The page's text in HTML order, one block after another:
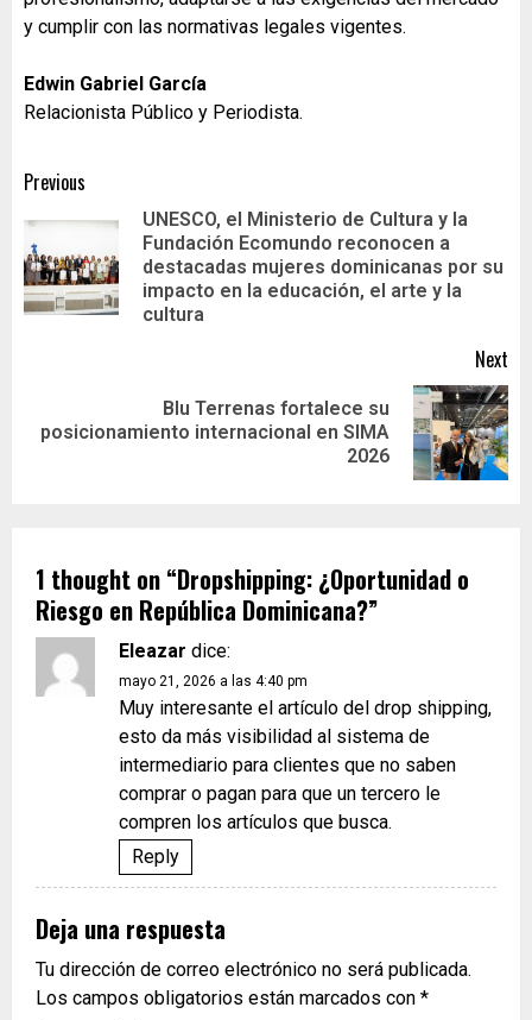
y cumplir con las normativas legales vigentes.
Edwin Gabriel García
Relacionista Público y Periodista.
Previous
UNESCO, el Ministerio de Cultura y la
Fundación Ecomundo reconocen a
destacadas mujeres dominicanas por su
impacto en la educación, el arte y la
cultura
Next
Blu Terrenas fortalece su
posicionamiento internacional en SIMA
2026
1 thought on “Dropshipping: ¿Oportunidad o
Riesgo en República Dominicana?”
Eleazar dice:
mayo 21, 2026 a las 4:40 pm
Muy interesante el artículo del drop shipping,
esto da más visibilidad al sistema de
intermediario para clientes que no saben
comprar o pagan para que un tercero le
compren los artículos que busca.
Reply
Deja una respuesta
Tu dirección de correo electrónico no será publicada.
Los campos obligatorios están marcados con *